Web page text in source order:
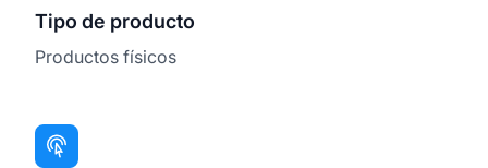
Tipo de producto
Productos físicos